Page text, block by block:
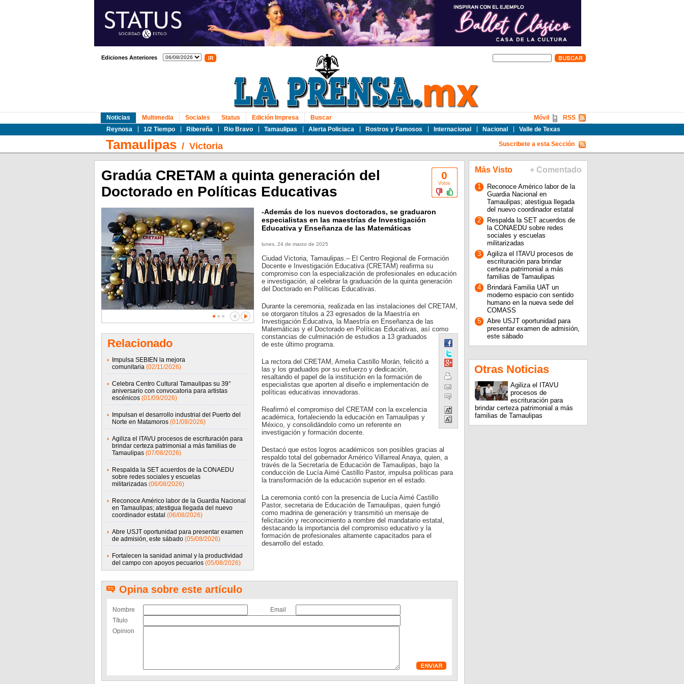
Ediciones Anteriores
Noticias
Reynosa
1/2 Tiempo Ribereña Rio Bravo Tamaulipas Alerta Policiaca Rostros y Famosos Internacional Nacional Valle de Texas
Multimedia Sociales Status Edición Impresa Buscar RSS
Móvil
Tamaulipas/ Victoria Suscribete a esta Sección
0
Votos
Gradúa CRETAM a quinta generación del
Doctorado en Políticas Educativas
Relacionado
Impulsa SEBIEN la mejora
comunitaria (02/11/2026)
Celebra Centro Cultural Tamaulipas su 39°
aniversario con convocatoria para artistas
escénicos (01/09/2026)
Impulsan el desarrollo industrial del Puerto del
Norte en Matamoros (01/09/2026)
Agiliza el ITAVU procesos de escrituración para
brindar certeza patrimonial a más familias de
Tamaulipas (07/08/2026)
Respalda la SET acuerdos de la CONAEDU
sobre redes sociales y escuelas
militarizadas (06/08/2026)
Reconoce Américo labor de la Guardia Nacional
en Tamaulipas; atestigua llegada del nuevo
coordinador estatal (06/08/2026)
Abre USJT oportunidad para presentar examen
de admisión, este sábado (05/08/2026)
Fortalecen la sanidad animal y la productividad
del campo con apoyos pecuarios (05/08/2026)
-Además de los nuevos doctorados, se graduaron
especialistas en las maestrías de Investigación
Educativa y Enseñanza de las Matemáticas
lunes, 24 de marzo de 2025
Ciudad Victoria, Tamaulipas.– El Centro Regional de Formación
Docente e Investigación Educativa (CRETAM) reafirma su
compromiso con la especialización de profesionales en educación
e investigación, al celebrar la graduación de la quinta generación
del Doctorado en Políticas Educativas.
Durante la ceremonia, realizada en las instalaciones del CRETAM,
se otorgaron títulos a 23 egresados de la Maestría en
Investigación Educativa, la Maestría en Enseñanza de las
Matemáticas y el Doctorado en Políticas Educativas, así como
constancias de culminación de estudios a 13 graduados
de este último programa.
La rectora del CRETAM, Amelia Castillo Morán, felicitó a
las y los graduados por su esfuerzo y dedicación,
resaltando el papel de la institución en la formación de
especialistas que aporten al diseño e implementación de
políticas educativas innovadoras.
Reafirmó el compromiso del CRETAM con la excelencia
académica, fortaleciendo la educación en Tamaulipas y
México, y consolidándolo como un referente en
investigación y formación docente.
Destacó que estos logros académicos son posibles gracias al
respaldo total del gobernador Américo Villarreal Anaya, quien, a
través de la Secretaría de Educación de Tamaulipas, bajo la
conducción de Lucía Aimé Castillo Pastor, impulsa políticas para
la transformación de la educación superior en el estado.
La ceremonia contó con la presencia de Lucía Aimé Castillo
Pastor, secretaria de Educación de Tamaulipas, quien fungió
como madrina de generación y transmitió un mensaje de
felicitación y reconocimiento a nombre del mandatario estatal,
destacando la importancia del compromiso educativo y la
formación de profesionales altamente capacitados para el
desarrollo del estado.
Opina sobre este artículo
Nombre
Email
Título
Opinion
Más Visto + Comentado
1
Reconoce Américo labor de la
Guardia Nacional en
Tamaulipas; atestigua llegada
del nuevo coordinador estatal
2
Respalda la SET acuerdos de
la CONAEDU sobre redes
sociales y escuelas
militarizadas
3
Agiliza el ITAVU procesos de
escrituración para brindar
certeza patrimonial a más
familias de Tamaulipas
4
Brindará Familia UAT un
moderno espacio con sentido
humano en la nueva sede del
COMASS
5
Abre USJT oportunidad para
presentar examen de admisión,
este sábado
Otras Noticias
Agiliza el ITAVU
procesos de
escrituración para
brindar certeza patrimonial a más
familias de Tamaulipas